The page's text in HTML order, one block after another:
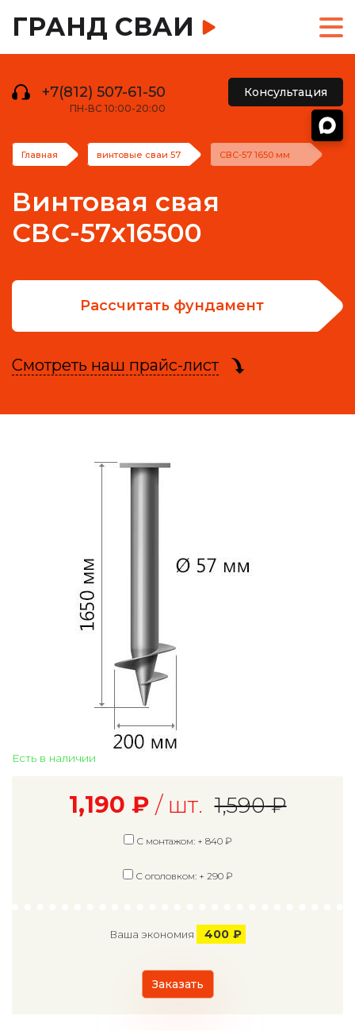
ГРАНД СВАИ
+7(812) 507-61-50
ПН-ВС 10:00-20:00
Консультация
Главная винтовые сваи 57 СВС-57 1650 мм
Винтовая свая
СВС-57х16500
Рассчитать фундамент
Смотреть наш прайс-лист
Есть в наличии
1,190 ₽ / шт. 1,590₽
С монтажом: + 840₽
С оголовком: + 290₽
Ваша экономия 400 ₽
Заказать